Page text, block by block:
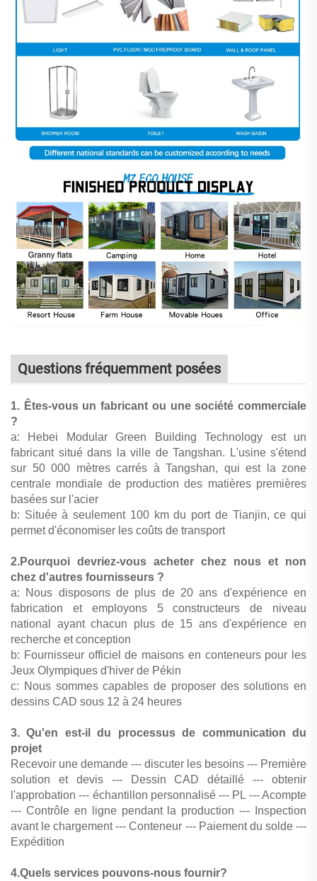
Questions fréquemment posées
1. Êtes-vous un fabricant ou une société commerciale
?
a: Hebei Modular Green Building Technology est un
fabricant situé dans la ville de Tangshan. L'usine s'étend
sur 50 000 mètres carrés à Tangshan, qui est la zone
centrale mondiale de production des matières premières
basées sur l'acier
b: Située à seulement 100 km du port de Tianjin, ce qui
permet d'économiser les coûts de transport
2.Pourquoi devriez-vous acheter chez nous et non
chez d'autres fournisseurs ?
a: Nous disposons de plus de 20 ans d'expérience en
fabrication et employons 5 constructeurs de niveau
national ayant chacun plus de 15 ans d'expérience en
recherche et conception
b: Fournisseur officiel de maisons en conteneurs pour les
Jeux Olympiques d'hiver de Pékin
c: Nous sommes capables de proposer des solutions en
dessins CAD sous 12 à 24 heures
3. Qu'en est-il du processus de communication du
projet
Recevoir une demande --- discuter les besoins --- Première
solution et devis --- Dessin CAD détaillé --- obtenir
l'approbation --- échantillon personnalisé --- PL --- Acompte
--- Contrôle en ligne pendant la production --- Inspection
avant le chargement --- Conteneur --- Paiement du solde ---
Expédition
4.Quels services pouvons-nous fournir?